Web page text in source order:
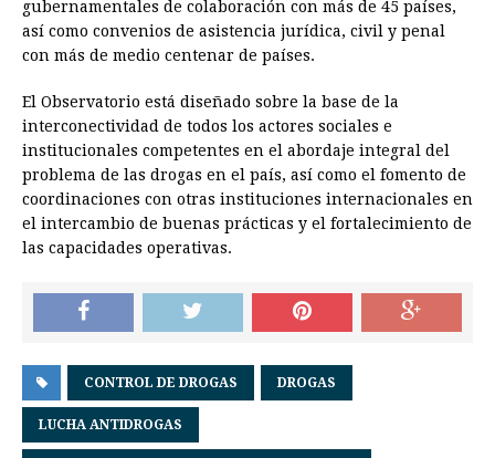
gubernamentales de colaboración con más de 45 países,
así como convenios de asistencia jurídica, civil y penal
con más de medio centenar de países.
El Observatorio está diseñado sobre la base de la
interconectividad de todos los actores sociales e
institucionales competentes en el abordaje integral del
problema de las drogas en el país, así como el fomento de
coordinaciones con otras instituciones internacionales en
el intercambio de buenas prácticas y el fortalecimiento de
las capacidades operativas.
CONTROL DE DROGAS DROGAS
LUCHA ANTIDROGAS